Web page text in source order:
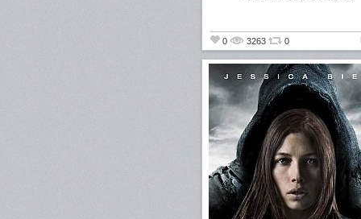
0 3263 0